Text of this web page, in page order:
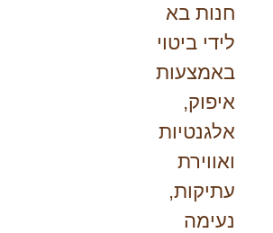
חנות בא
לידי ביטוי
באמצעות
איפוק,
אלגנטיות
ואווירת
עתיקות,
נעימה